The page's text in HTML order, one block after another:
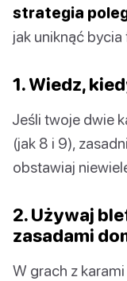
strategia
jak uniknąć
1. Wiedz,
Jeśli twoje dwie
(jak 8 i 9),
obstawiaj
2. Używaj
zasadami
W grach z